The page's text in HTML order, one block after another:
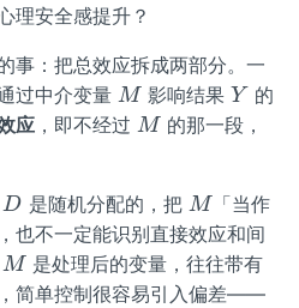
理安全感提升？
事：把总效应拆成两部分。一
过中介变量 M
M 影响结果Y
Y 的
应 ，即不经过 M
M 的那一段，
D
D 是随机分配的，把 M
M「当作
也不一定能识别直接效应和间
M
M 是处理后的变量，往往带有
简单控制很容易引入偏差——